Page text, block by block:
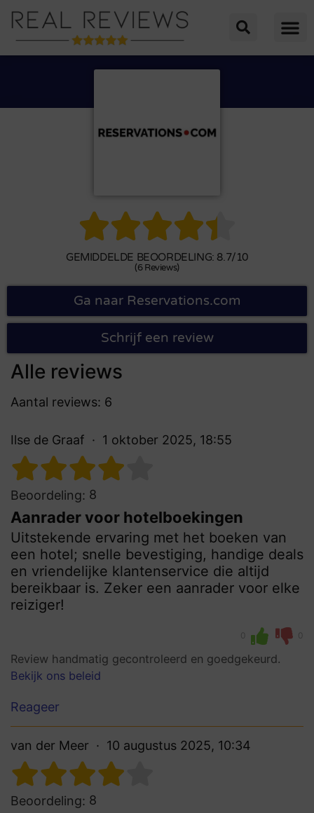

GEMIDDELDE BEOORDELING: 8.7/10
(6 Reviews)
Ga naar Reservations.com
Schrijf een review
Alle reviews
Aantal reviews: 6
Ilse de Graaf 1 oktober 2025, 18:55
Beoordeling: 8
Aanrader voor hotelboekingen
Uitstekende ervaring met het boeken van
een hotel; snelle bevestiging, handige deals
en vriendelijke klantenservice die altijd
bereikbaar is. Zeker een aanrader voor elke
reiziger!
0 0
Review handmatig gecontroleerd en goedgekeurd.
Bekijk ons beleid
Reageer
van der Meer 10 augustus 2025, 10:34
Beoordeling: 8